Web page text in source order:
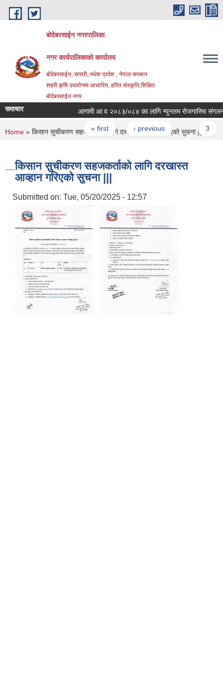
Skip to main content
बोदेबरसाईन नगरपालिका
नगर कार्यपालिकाको कार्यालय
बोदेबरसाईन, सप्तरी, मधेश प्रदेश , नेपाल सरकार
शहरी कृषि उधयोगमा आधारित, हरित संस्कृति,शिक्षित
बोदेबरसाईन नगर
समाचार आगामी आ व २०८३/०८४ का लागि न्युनतम रोजगारिमा संगलन
Pages
« first ‹ previous … 3
You are here
Home » किसान सुचीकरण सहजकर्ताको लागि दरखास्त आव्हान गरिएको सुचना |||
किसान सुचीकरण सहजकर्ताको लागि दरखास्त
आव्हान गरिएको सुचना |||
Submitted on: Tue, 05/20/2025 - 12:57